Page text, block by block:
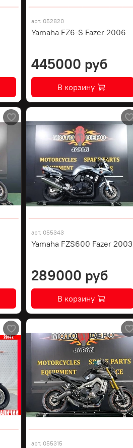
арт. 052820
Yamaha FZ6-S Fazer 2006
445000 руб
В корзину
арт. 055343
Yamaha FZS600 Fazer 2003
289000 руб
В корзину
арт. 055315